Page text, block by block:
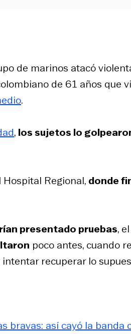
de marinos atacó
de 61 años que
.
, los sujetos lo
Regional, donde
presentado pruebas,
poco antes, cuando
recuperar lo
así cayó la banda